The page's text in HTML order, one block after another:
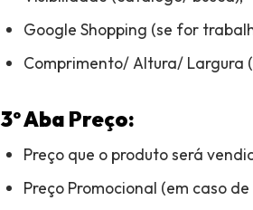
Google Shopping (se for
Comprimento/ Altura/ Largura
3º Aba Preço:
Preço que o produto será
Preço Promocional (em caso